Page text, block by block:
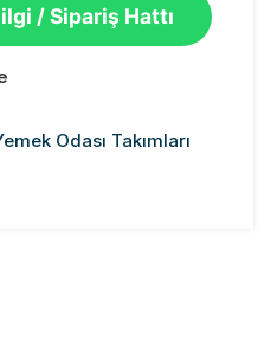
/ Sipariş Hattı
Odası Takımları